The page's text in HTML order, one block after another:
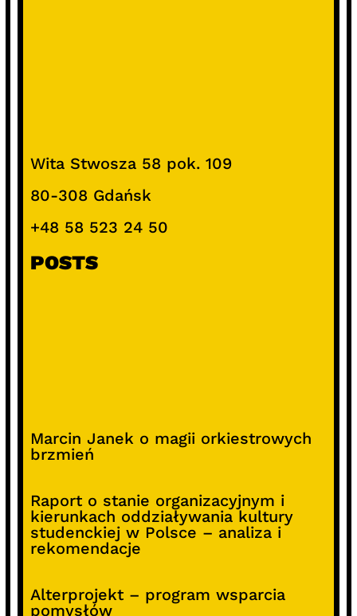
Wita Stwosza 58 pok. 109
80-308 Gdańsk
+48 58 523 24 50
POSTS
Marcin Janek o magii orkiestrowych
brzmień
Raport o stanie organizacyjnym i
kierunkach oddziaływania kultury
studenckiej w Polsce – analiza i
rekomendacje
Alterprojekt – program wsparcia
pomysłów